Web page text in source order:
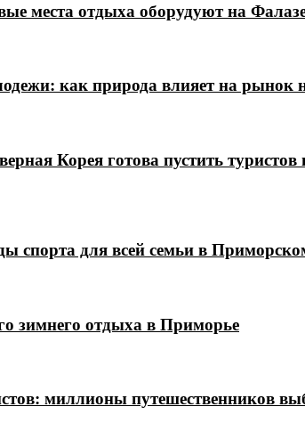
места отдыха оборудуют на
как природа влияет на рынок
Корея готова пустить туристов
спорта для всей семьи в
зимнего отдыха в Приморье
миллионы путешественников